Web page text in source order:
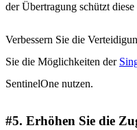
der Übertragung schützt
Verbessern Sie die
Sie die Möglichkeiten der
SentinelOne nutzen.
#5. Erhöhen Sie die